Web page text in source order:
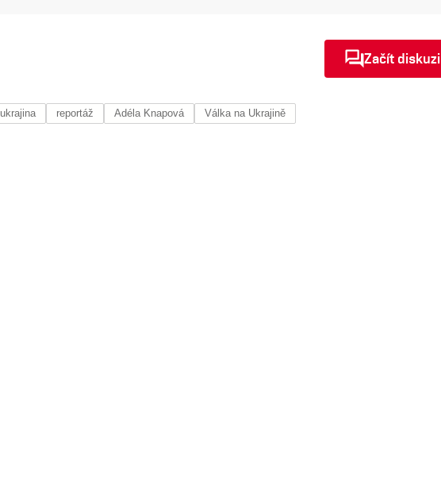
Začít diskuzi
ukrajina reportáž Adéla Knapová Válka na Ukrajině